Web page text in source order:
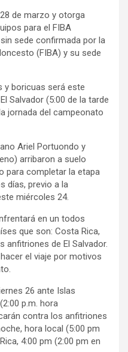
de marzo y otorga
para el FIBA
sede confirmada por la
(FIBA) y su sede
y boricuas será este
Salvador (5:00 de la tarde
jornada del campeonato
Ariel Portuondo y
arribaron a suelo
para completar la etapa
días, previo a la
miércoles 24.
en un todos
que son: Costa Rica,
anfitriones de El Salvador.
el viaje por motivos
26 ante Islas
p.m. hora
contra los anfitriones
hora local (5:00 pm
4:00 pm (2:00 pm en